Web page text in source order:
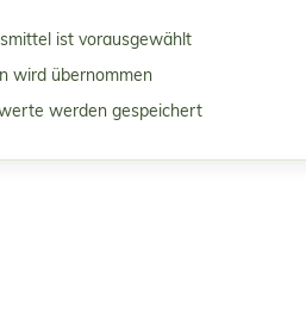
ist vorausgewählt
wird übernommen
werden gespeichert